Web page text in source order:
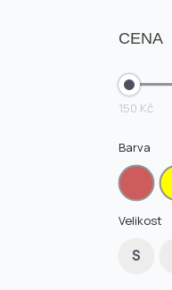
CENA
150 Kč
Barva
Velikost
S